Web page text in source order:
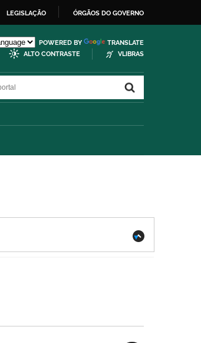
LEGISLAÇÃO ÓRGÃOS DO GOVERNO
POWERED BY
TRANSLATE
ALTO CONTRASTE
VLIBRAS